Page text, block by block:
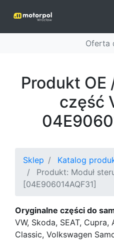
Oferta
Produkt OE
część
Sklep
Katalog
Produkt: Moduł
[04E906014AQF31]
Oryginalne części do
VW, Skoda, SEAT,
Classic, Volkswagen